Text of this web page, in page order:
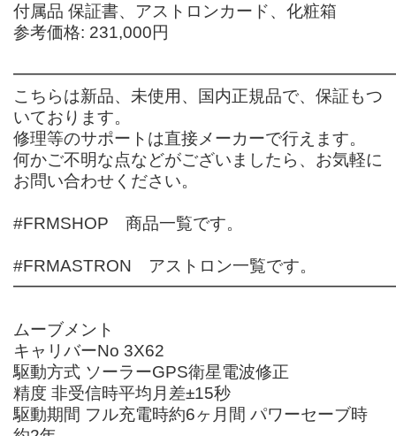
付属品 保証書、アストロンカード、化粧箱
参考価格: 231,000円
こちらは新品、未使用、国内正規品で、保証もつ
いております。
修理等のサポートは直接メーカーで行えます。
何かご不明な点などがございましたら、お気軽に
お問い合わせください。
#FRMSHOP 商品一覧です。
#FRMASTRON アストロン一覧です。
ムーブメント
キャリバーNo 3X62
駆動方式 ソーラーGPS衛星電波修正
精度 非受信時平均月差±15秒
駆動期間 フル充電時約6ヶ月間 パワーセーブ時